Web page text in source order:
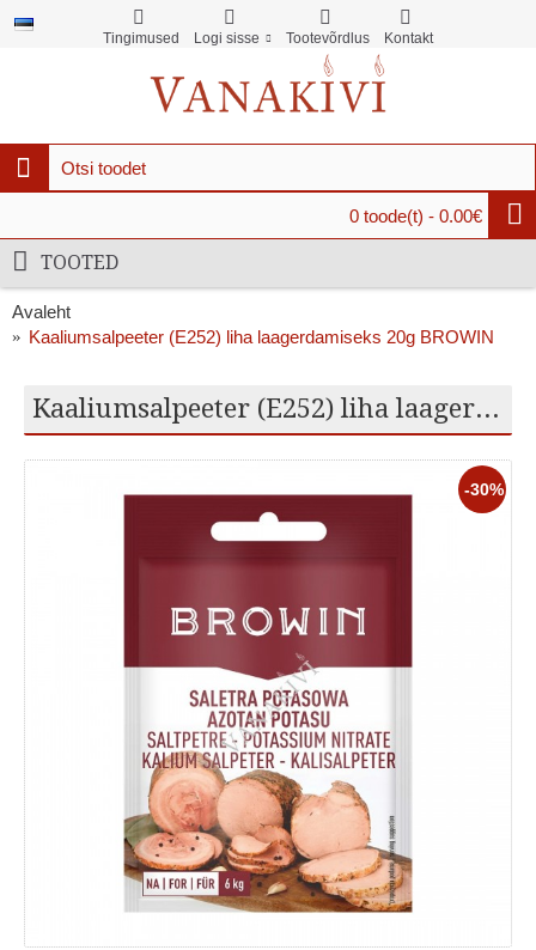
Tingimused Logi sisse Tootevõrdlus Kontakt
0 toode(t) - 0.00€
TOOTED
Avaleht
Kaaliumsalpeeter (E252) liha laagerdamiseks 20g BROWIN
Kaaliumsalpeeter (E252) liha laagerdamiseks 20g BROWIN
-30%